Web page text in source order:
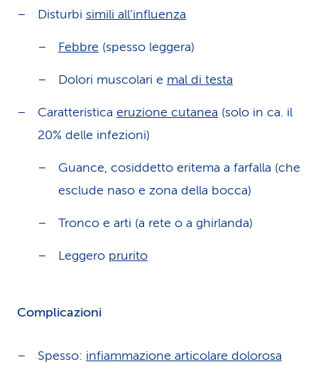
Disturbi simili all’influenza
Febbre (spesso leggera)
Dolori muscolari e mal di testa
Caratteristica eruzione cutanea (solo in ca. il
20% delle infezioni)
Guance, cosiddetto eritema a farfalla (che
esclude naso e zona della bocca)
Tronco e arti (a rete o a ghirlanda)
Leggero prurito
Complicazioni
Spesso: infiammazione articolare dolorosa